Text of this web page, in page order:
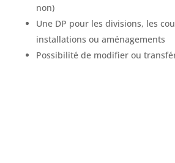
non)
Une DP pour les divisions, les
installations ou aménagements
Possibilité de modifier ou